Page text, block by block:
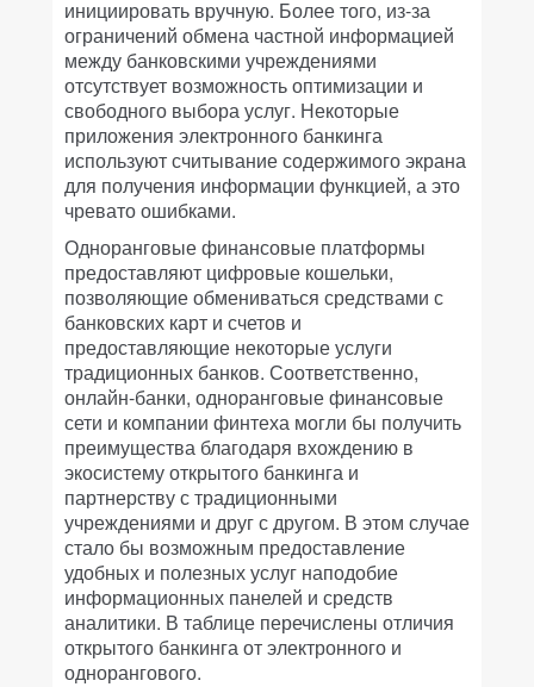
инициировать вручную. Более того, из-за
ограничений обмена частной информацией
между банковскими учреждениями
отсутствует возможность оптимизации и
свободного выбора услуг. Некоторые
приложения электронного банкинга
используют считывание содержимого экрана
для получения информации функцией, а это
чревато ошибками.
Одноранговые финансовые платформы
предоставляют цифровые кошельки,
позволяющие обмениваться средствами с
банковских карт и счетов и
предоставляющие некоторые услуги
традиционных банков. Соответственно,
онлайн-банки, одноранговые финансовые
сети и компании финтеха могли бы получить
преимущества благодаря вхождению в
экосистему открытого банкинга и
партнерству с традиционными
учреждениями и друг с другом. В этом случае
стало бы возможным предоставление
удобных и полезных услуг наподобие
информационных панелей и средств
аналитики. В таблице перечислены отличия
открытого банкинга от электронного и
однорангового.